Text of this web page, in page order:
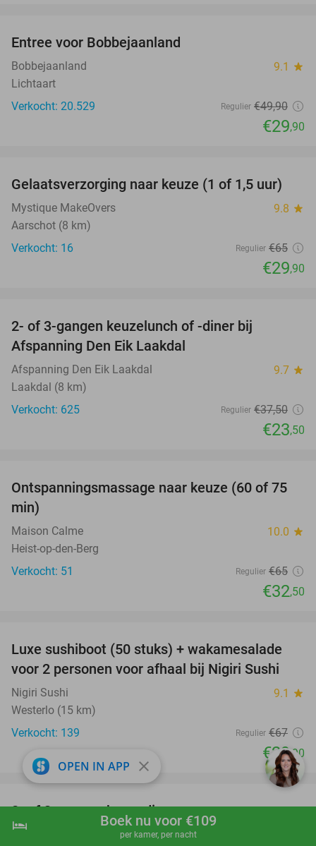
shopping_cart Boek nu
hotel Boek nu voor €109
per kamer, per nacht
Entree voor Bobbejaanland
Bobbejaanland 9.1 star
Lichtaart
Verkocht: 20.529
Regulier €49,90
€29,90
54%
Gelaatsverzorging naar keuze (1 of 1,5 uur)
Mystique MakeOvers 9.8 star
Aarschot (8 km)
Verkocht: 16
Regulier €65
€29,90
2- of 3-gangen keuzelunch of -diner bij
Afspanning Den Eik Laakdal
Afspanning Den Eik Laakdal 9.7 star
Laakdal (8 km)
Verkocht: 625
Regulier €37,50
€23,50
50%
Ontspanningsmassage naar keuze (60 of 75
min)
Maison Calme 10.0 star
Heist-op-den-Berg
Verkocht: 51
Regulier €65
€32,50
55%
Luxe sushiboot (50 stuks) + wakamesalade
voor 2 personen voor afhaal bij Nigiri Sushi
Nigiri Sushi 9.1 star
Westerlo (15 km)
Verkocht: 139
Regulier €67
€29,90
favorite_border
2- of 3-gangen keuzediner
Invivo
OPEN IN APP close